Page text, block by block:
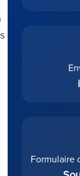
Formulaire